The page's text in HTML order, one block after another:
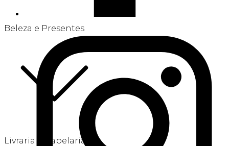
Beleza e Presentes
Livraria e Papelaria